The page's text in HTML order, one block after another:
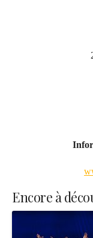
Encore à